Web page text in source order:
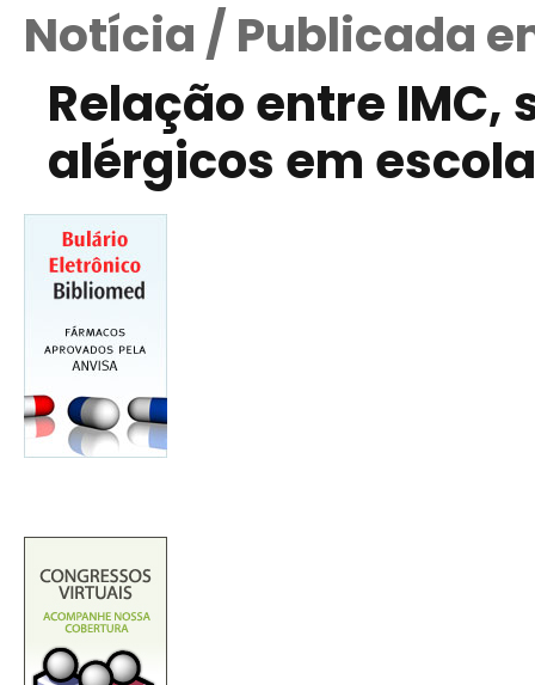
Notícia / Publicada
Relação entre
alérgicos em